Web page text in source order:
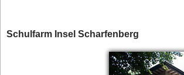
Schulfarm Insel Scharfenberg